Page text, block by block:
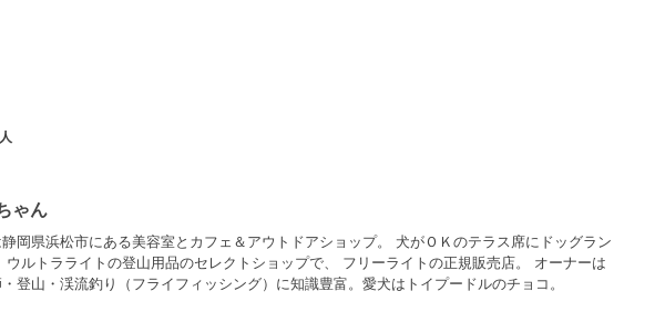
ゃん
岡県浜松市にある美容室とカフェ＆アウトドアショップ。 犬がＯＫのテラス席にドッグラン
ウルトラライトの登山用品のセレクトショップで、 フリーライトの正規販売店。 オーナーは
登山・渓流釣り（フライフィッシング）に知識豊富。愛犬はトイプードルのチョコ。